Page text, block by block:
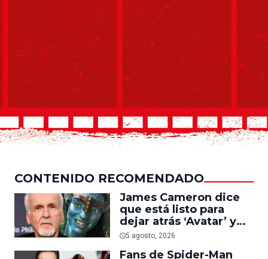
CONTENIDO RECOMENDADO
James Cameron dice
que está listo para
dejar atrás ‘Avatar’ y
trabajar en ‘el último
5 agosto, 2026
Fans de Spider-Man